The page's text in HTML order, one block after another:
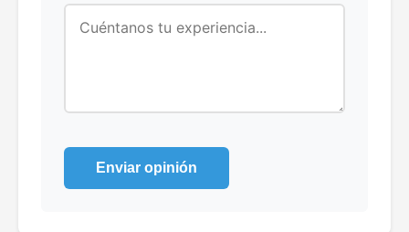
Enviar opinión